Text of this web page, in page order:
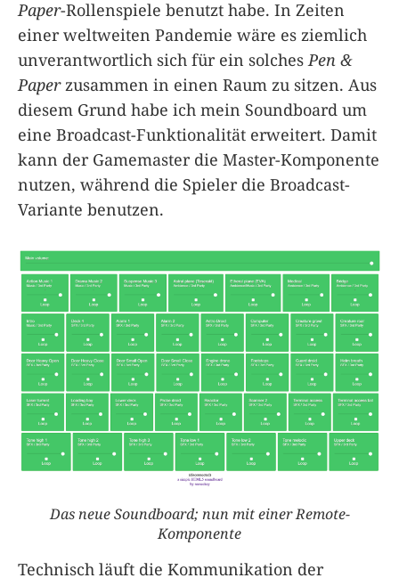
Paper-Rollenspiele benutzt habe. In Zeiten
einer weltweiten Pandemie wäre es ziemlich
unverantwortlich sich für ein solches Pen &
Paperzusammen in einen Raum zu sitzen. Aus
diesem Grund habe ich mein Soundboard um
eine Broadcast-Funktionalität erweitert. Damit
kann der Gamemaster die Master-Komponente
nutzen, während die Spieler die Broadcast-
Variante benutzen.
Das neue Soundboard; nun mit einer Remote-
Komponente
Technisch läuft die Kommunikation der